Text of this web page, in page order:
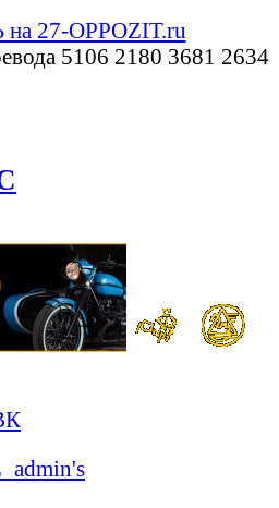
27-OPPOZIT.ru
5106 2180 3681 2634